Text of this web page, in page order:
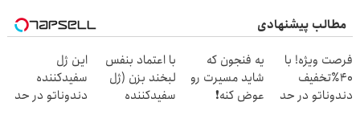
مطالب پیشنهادی
فرصت ویژه! با
40٪تخفیف
دندوناتو در حد
یه فنجون که
شاید مسیرت رو
عوض کنه❗
با اعتماد بنفس
لبخند بزن (ژل
سفیدکننده
این ژل
سفیدکننده
دندوناتو در حد